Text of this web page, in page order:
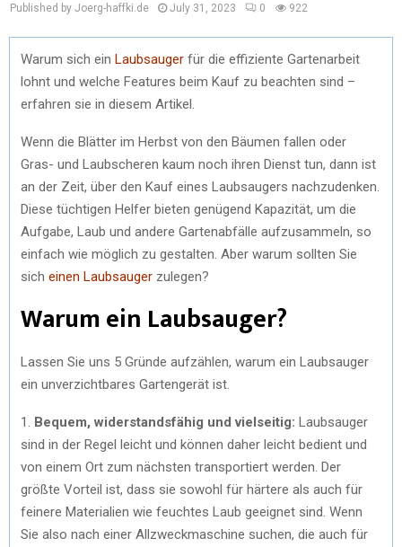
Published by Joerg-haffki.de July 31, 2023 0 922
Warum sich ein Laubsauger für die effiziente Gartenarbeit
lohnt und welche Features beim Kauf zu beachten sind –
erfahren sie in diesem Artikel.
Wenn die Blätter im Herbst von den Bäumen fallen oder
Gras- und Laubscheren kaum noch ihren Dienst tun, dann ist
an der Zeit, über den Kauf eines Laubsaugers nachzudenken.
Diese tüchtigen Helfer bieten genügend Kapazität, um die
Aufgabe, Laub und andere Gartenabfälle aufzusammeln, so
einfach wie möglich zu gestalten. Aber warum sollten Sie
sich einen Laubsauger zulegen?
Warum ein Laubsauger?
Lassen Sie uns 5 Gründe aufzählen, warum ein Laubsauger
ein unverzichtbares Gartengerät ist.
1. Bequem, widerstandsfähig und vielseitig: Laubsauger
sind in der Regel leicht und können daher leicht bedient und
von einem Ort zum nächsten transportiert werden. Der
größte Vorteil ist, dass sie sowohl für härtere als auch für
feinere Materialien wie feuchtes Laub geeignet sind. Wenn
Sie also nach einer Allzweckmaschine suchen, die auch für